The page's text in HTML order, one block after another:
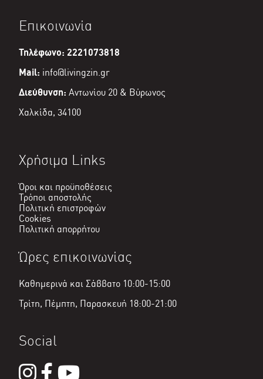
Επικοινωνία
Τηλέφωνο: 2221073818
Mail: info@livingzin.gr
Διεύθυνση: Αντωνίου 20 & Βύρωνος
Χαλκίδα, 34100
Χρήσιμα Links
Όροι και προϋποθέσεις
Τρόποι αποστολής
Πολιτική επιστροφών
Cookies
Πολιτική απορρήτου
Ώρες επικοινωνίας
Καθημερινά και Σάββατο 10:00-15:00
Τρίτη, Πέμπτη, Παρασκευή 18:00-21:00
Social